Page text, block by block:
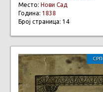
Место: Нови Сад
Година: 1838
Број страница: 14